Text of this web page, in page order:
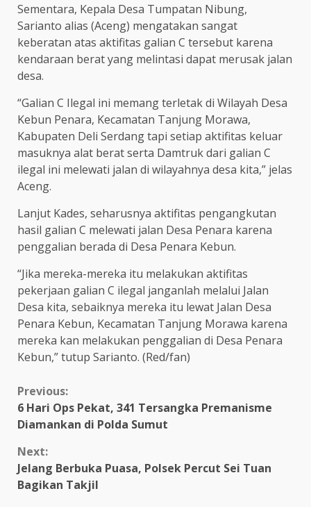
Sementara, Kepala Desa Tumpatan Nibung,
Sarianto alias (Aceng) mengatakan sangat
keberatan atas aktifitas galian C tersebut karena
kendaraan berat yang melintasi dapat merusak jalan
desa.
“Galian C Ilegal ini memang terletak di Wilayah Desa
Kebun Penara, Kecamatan Tanjung Morawa,
Kabupaten Deli Serdang tapi setiap aktifitas keluar
masuknya alat berat serta Damtruk dari galian C
ilegal ini melewati jalan di wilayahnya desa kita,” jelas
Aceng.
Lanjut Kades, seharusnya aktifitas pengangkutan
hasil galian C melewati jalan Desa Penara karena
penggalian berada di Desa Penara Kebun.
“Jika mereka-mereka itu melakukan aktifitas
pekerjaan galian C ilegal janganlah melalui Jalan
Desa kita, sebaiknya mereka itu lewat Jalan Desa
Penara Kebun, Kecamatan Tanjung Morawa karena
mereka kan melakukan penggalian di Desa Penara
Kebun,” tutup Sarianto. (Red/fan)
Continue
Reading
Previous:
6 Hari Ops Pekat, 341 Tersangka Premanisme
Diamankan di Polda Sumut
Next:
Jelang Berbuka Puasa, Polsek Percut Sei Tuan
Bagikan Takjil